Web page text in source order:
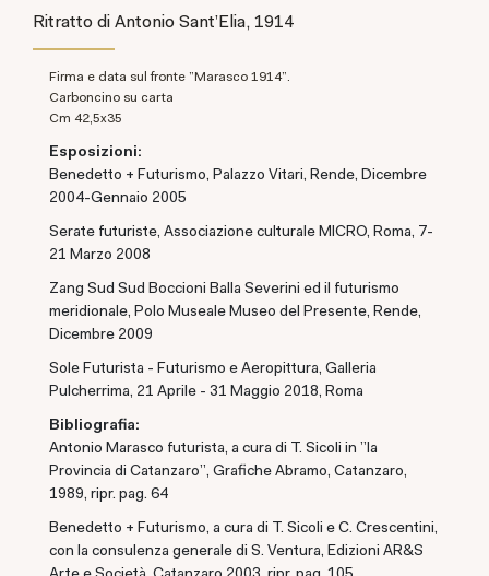
Ritratto di Antonio Sant'Elia, 1914
Firma e data sul fronte "Marasco 1914".
Carboncino su carta
cm 42,5x35
Esposizioni:
Benedetto + Futurismo, Palazzo Vitari, Rende, Dicembre
2004-Gennaio 2005
Serate futuriste, Associazione culturale MICRO, Roma, 7-
21 Marzo 2008
Zang Sud Sud Boccioni Balla Severini ed il futurismo
meridionale, Polo Museale Museo del Presente, Rende,
Dicembre 2009
Sole Futurista - Futurismo e Aeropittura, Galleria
Pulcherrima, 21 Aprile - 31 Maggio 2018, Roma
Bibliografia:
Antonio Marasco futurista, a cura di T. Sicoli in "la
Provincia di Catanzaro", Grafiche Abramo, Catanzaro,
1989, ripr. pag. 64
Benedetto + Futurismo, a cura di T. Sicoli e C. Crescentini,
con la consulenza generale di S. Ventura, Edizioni AR&S